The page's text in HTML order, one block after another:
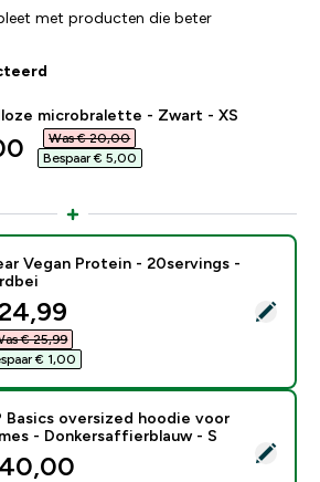
met producten die beter
microbralette - Zwart - XS
price
Was € 20,00‎
Bespaar € 5,00‎
- Clear Vegan Protein -
Vegan Protein - 20servings -
price
€ 25,99‎
€ 1,00‎
- MP Basics oversized hoodie
Basics oversized hoodie voor
- Donkersaffierblauw - S